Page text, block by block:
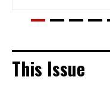
This Issue